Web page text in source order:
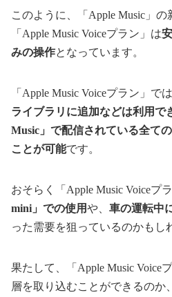
このように、「Apple Music」
「Apple Music Voiceプラン」は
みの操作となっています。
「Apple Music Voiceプラン」では
ライブラリに追加などは利用で
Music」で配信されている全て
ことが可能です。
おそらく「Apple Music Voiceプ
mini」での使用や、 車の運転中
った需要を狙っているのかもし
果たして、「Apple Music Voice
層を取り込むことができるのか